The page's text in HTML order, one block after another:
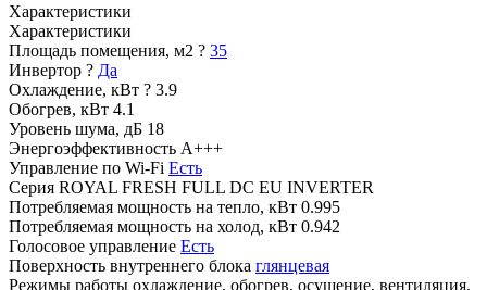
Характеристики
Характеристики
Площадь помещения, м2 ? 35
Инвертор ? Да
Охлаждение, кВт ? 3.9
Обогрев, кВт 4.1
Уровень шума, дБ 18
Энергоэффективность A+++
Управление по Wi-Fi Есть
Серия ROYAL FRESH FULL DC EU INVERTER
Потребляемая мощность на тепло, кВт 0.995
Потребляемая мощность на холод, кВт 0.942
Голосовое управление Есть
Поверхность внутреннего блока глянцевая
Режимы работы охлаждение, обогрев, осушение, вентиляция,